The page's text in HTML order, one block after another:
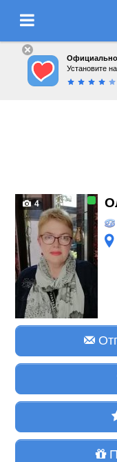
Установите
4